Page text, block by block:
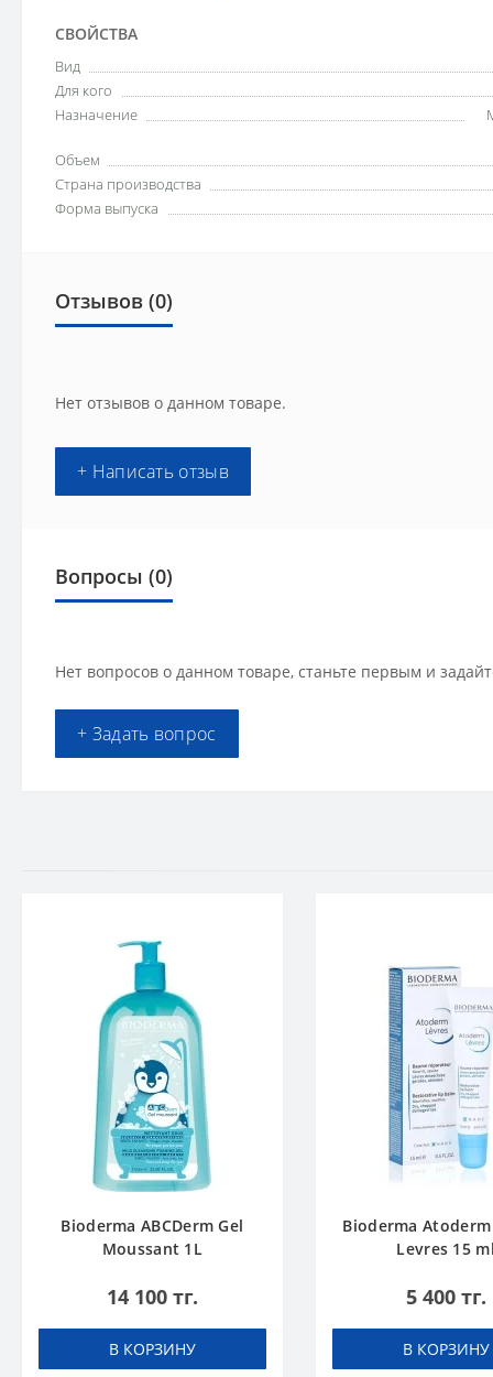
СВОЙСТВА
Вид
Для кого
Назначение
Объем
Страна производства
Форма выпуска
Отзывов (0)
Нет отзывов о данном товаре.
+ Написать отзыв
Вопросы (0)
Нет вопросов о данном товаре, станьте первым и
+ Задать вопрос
Bioderma ABCDerm Gel
Moussant 1L
14 100 тг.
В КОРЗИНУ
Bioderma
Levres 15
5 400 тг.
В КОРЗИНУ